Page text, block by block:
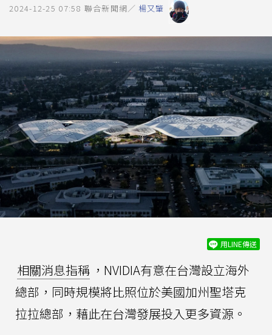
2024-12-25 07:58 聯合新聞網／ 楊又肇
用LINE傳送
相關消息指稱 ，NVIDIA有意在台灣設立海外
總部，同時規模將比照位於美國加州聖塔克
拉拉總部，藉此在台灣發展投入更多資源。